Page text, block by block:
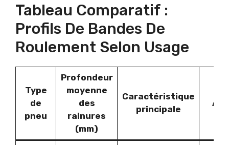
Tableau Comparatif :
Profils De Bandes De
Roulement Selon Usage
Type
de
pneu
Profondeur
moyenne
des
rainures
(mm)
Caractéristique
principale